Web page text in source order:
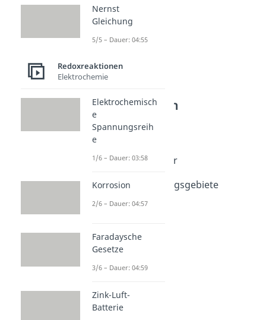
Redoxreaktionen
Elektrolyse
Elektrolyse
Elektrolyse von Wasser
Elektrolyse Anwendungsgebiete
Nernst
Gleichung
5/5 – Dauer: 04:55
Redoxreaktionen
Elektrochemie
Elektrochemisch
e
Spannungsreih
e
1/6 – Dauer: 03:58
Korrosion
2/6 – Dauer: 04:57
Faradaysche
Gesetze
3/6 – Dauer: 04:59
Zink-Luft-
Batterie